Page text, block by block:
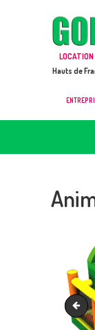
Hauts de
ACCUEIL
JEUX À